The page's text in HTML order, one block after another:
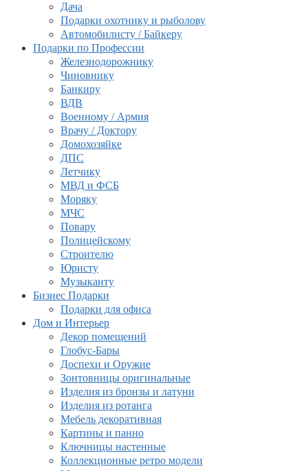
Дача
Подарки охотнику и рыболову
Автомобилисту / Байкеру
Подарки по Профессии
Железнодорожнику
Чиновнику
Банкиру
ВДВ
Военному / Армия
Врачу / Доктору
Домохозяйке
ДПС
Летчику
МВД и ФСБ
Моряку
МЧС
Повару
Полицейскому
Строителю
Юристу
Музыканту
Бизнес Подарки
Подарки для офиса
Дом и Интерьер
Декор помещений
Глобус-Бары
Доспехи и Оружие
Зонтовницы оригинальные
Изделия из бронзы и латуни
Изделия из ротанга
Мебель декоративная
Картины и панно
Ключницы настенные
Коллекционные ретро модели